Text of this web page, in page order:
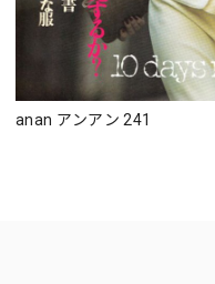
anan アンアン 241